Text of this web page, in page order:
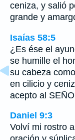
ceniza, y salió
grande y
Isaías 58:5
¿Es ése el
se humille el
su cabeza
en cilicio y
acepto al
Daniel 9:3
Volví mi rostro